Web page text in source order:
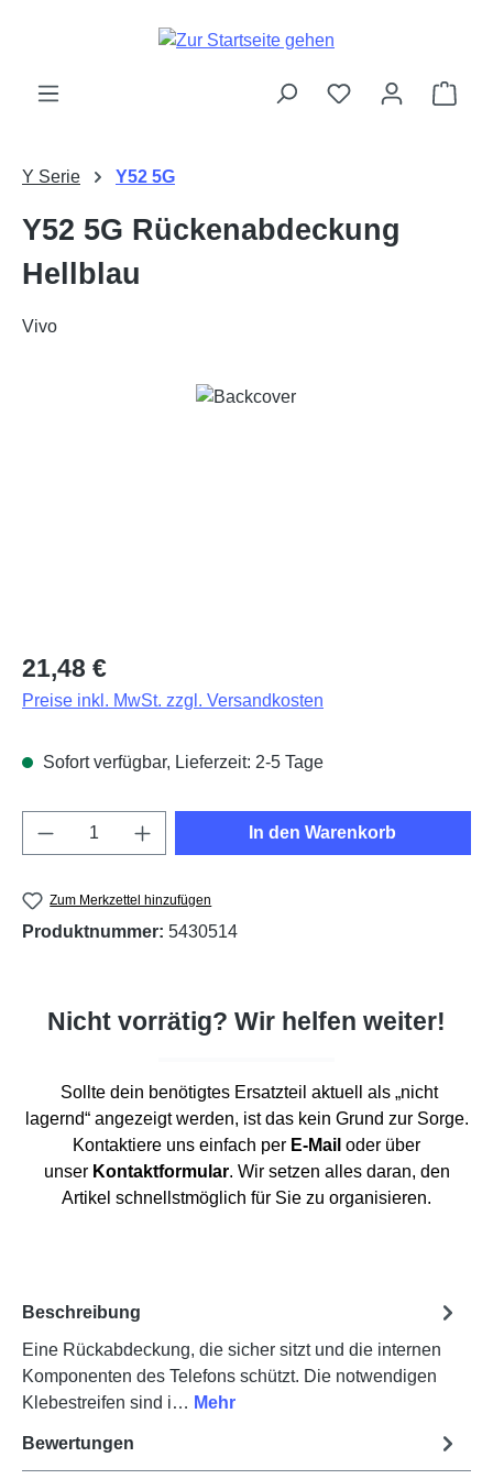
Zum Hauptinhalt springen
Y Serie Y52 5G
Y52 5G Rückenabdeckung
Hellblau
Vivo
Bildergalerie überspringen
Regulärer Preis:
21,48 €
Preise inkl. MwSt. zzgl. Versandkosten
Sofort verfügbar, Lieferzeit: 2-5 Tage
Produkt Anzahl: Gib den gewünschten
In den Warenkorb
Zum Merkzettel hinzufügen
Produktnummer: 5430514
Nicht vorrätig? Wir helfen weiter!
Sollte dein benötigtes Ersatzteil aktuell als „nicht
lagernd“ angezeigt werden, ist das kein Grund zur Sorge.
Kontaktiere uns einfach per E-Mail oder über
unser Kontaktformular. Wir setzen alles daran, den
Artikel schnellstmöglich für Sie zu organisieren.
Beschreibung
Eine Rückabdeckung, die sicher sitzt und die internen
Komponenten des Telefons schützt. Die notwendigen
Klebestreifen sind i… Mehr
Bewertungen